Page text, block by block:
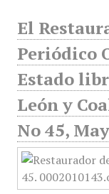
El
Periódico
Estado
León y
No 45,